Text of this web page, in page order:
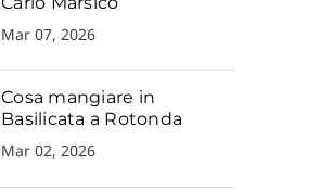
Mar 07, 2026
Cosa mangiare in
Basilicata a Rotonda
Mar 02, 2026